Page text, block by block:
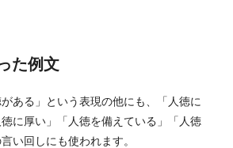
た例文
がある」という表現の他にも、「人徳に
に厚い」「人徳を備えている」「人徳
い回しにも使われます。